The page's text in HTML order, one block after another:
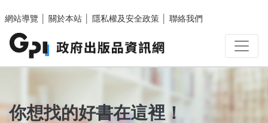
網站導覽
關於本站 隱私權及安全政策 聯絡我們
你想找的好書在這裡！